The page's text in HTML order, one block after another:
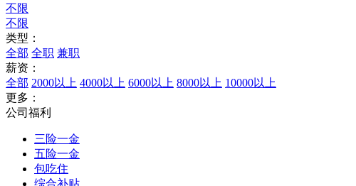
不限
不限
类型：
全部 全职 兼职
薪资：
全部 2000以上 4000以上 6000以上 8000以上 10000以上
更多：
公司福利
三险一金
五险一金
包吃住
综合补贴